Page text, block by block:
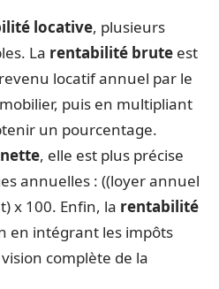
locative, plusieurs
La rentabilité brute est
locatif annuel par le
puis en multipliant
un pourcentage.
, elle est plus précise
annuelles : ((loyer annuel
x 100. Enfin, la rentabilité
en intégrant les impôts
complète de la